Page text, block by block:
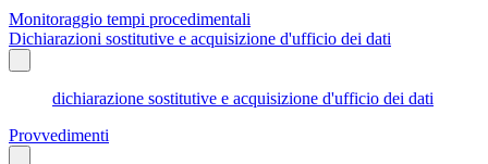
Monitoraggio tempi procedimentali
Dichiarazioni sostitutive e acquisizione d'ufficio dei dati
dichiarazione sostitutive e acquisizione d'ufficio dei dati
Provvedimenti